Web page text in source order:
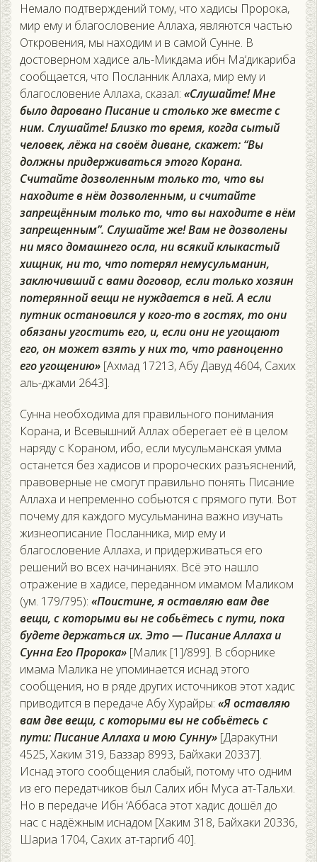
Немало подтверждений тому, что хадисы Пророка,
мир ему и благословение Аллаха, являются частью
Откровения, мы находим и в самой Сунне. В
достоверном хадисе аль-Микдама ибн Ма‘дикариба
сообщается, что Посланник Аллаха, мир ему и
благословение Аллаха, сказал: «Слушайте! Мне
было даровано Писание и столько же вместе с
ним. Слушайте! Близко то время, когда сытый
человек, лёжа на своём диване, скажет: “Вы
должны придерживаться этого Корана.
Считайте дозволенным только то, что вы
находите в нём дозволенным, и считайте
запрещённым только то, что вы находите в нём
запрещенным”. Слушайте же! Вам не дозволены
ни мясо домашнего осла, ни всякий клыкастый
хищник, ни то, что потерял немусульманин,
заключивший с вами договор, если только хозяин
потерянной вещи не нуждается в ней. А если
путник остановился у кого-то в гостях, то они
обязаны угостить его, и, если они не угощают
его, он может взять у них то, что равноценно
его угощению» [Ахмад 17213, Абу Давуд 4604, Сахих
аль-джами 2643].
Сунна необходима для правильного понимания
Корана, и Всевышний Аллах оберегает её в целом
наряду с Кораном, ибо, если мусульманская умма
останется без хадисов и пророческих разъяснений,
правоверные не смогут правильно понять Писание
Аллаха и непременно собьются с прямого пути. Вот
почему для каждого мусульманина важно изучать
жизнеописание Посланника, мир ему и
благословение Аллаха, и придерживаться его
решений во всех начинаниях. Всё это нашло
отражение в хадисе, переданном имамом Маликом
(ум. 179/795): «Поистине, я оставляю вам две
вещи, с которыми вы не собьётесь с пути, пока
будете держаться их. Это — Писание Аллаха и
Сунна Его Пророка» [Малик [1]/899]. В сборнике
имама Малика не упоминается иснад этого
сообщения, но в ряде других источников этот хадис
приводится в передаче Абу Хурайры: «Я оставляю
вам две вещи, с которыми вы не собьётесь с
пути: Писание Аллаха и мою Сунну» [Даракутни
4525, Хаким 319, Баззар 8993, Байхаки 20337].
Иснад этого сообщения слабый, потому что одним
из его передатчиков был Салих ибн Муса ат-Тальхи.
Но в передаче Ибн ‘Аббаса этот хадис дошёл до
нас с надёжным иснадом [Хаким 318, Байхаки 20336,
Шариа 1704, Сахих ат-таргиб 40].